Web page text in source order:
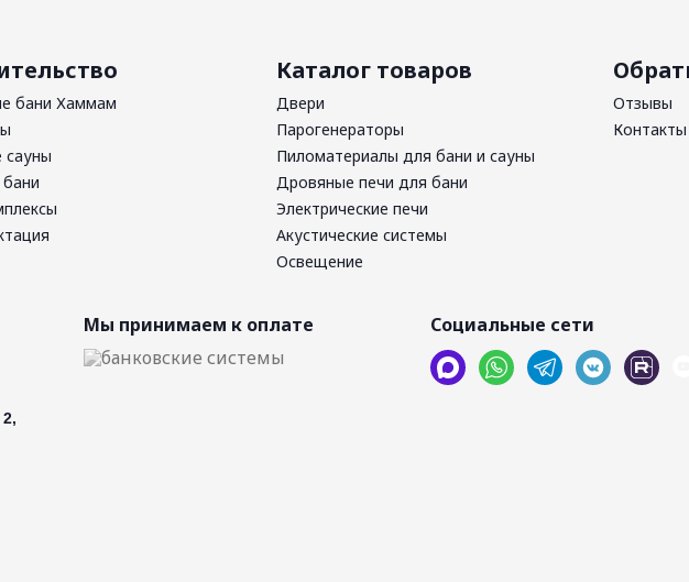
бани Хаммам
сауны
бани
Каталог товаров
Двери
Парогенераторы
Пиломатериалы для бани и сауны
Дровяные печи для бани
Электрические печи
Акустические системы
Освещение
Отзывы
Контакты
Мы принимаем к оплате Социальные сети